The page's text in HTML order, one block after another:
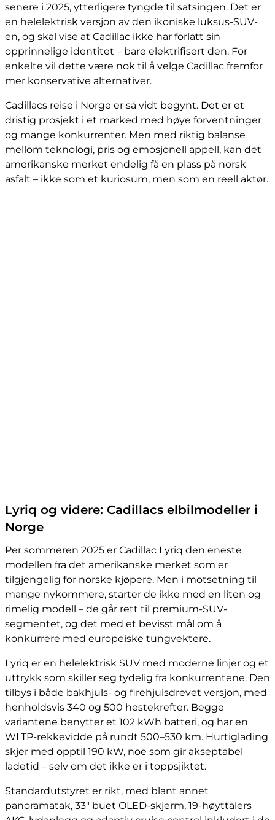
senere i 2025, ytterligere tyngde til satsingen. Det er
en helelektrisk versjon av den ikoniske luksus-SUV-
en, og skal vise at Cadillac ikke har forlatt sin
opprinnelige identitet – bare elektrifisert den. For
enkelte vil dette være nok til å velge Cadillac fremfor
mer konservative alternativer.
Cadillacs reise i Norge er så vidt begynt. Det er et
dristig prosjekt i et marked med høye forventninger
og mange konkurrenter. Men med riktig balanse
mellom teknologi, pris og emosjonell appell, kan det
amerikanske merket endelig få en plass på norsk
asfalt – ikke som et kuriosum, men som en reell aktør.
Lyriq og videre: Cadillacs elbilmodeller i
Norge
Per sommeren 2025 er Cadillac Lyriq den eneste
modellen fra det amerikanske merket som er
tilgjengelig for norske kjøpere. Men i motsetning til
mange nykommere, starter de ikke med en liten og
rimelig modell – de går rett til premium-SUV-
segmentet, og det med et bevisst mål om å
konkurrere med europeiske tungvektere.
Lyriq er en helelektrisk SUV med moderne linjer og et
uttrykk som skiller seg tydelig fra konkurrentene. Den
tilbys i både bakhjuls- og firehjulsdrevet versjon, med
henholdsvis 340 og 500 hestekrefter. Begge
variantene benytter et 102 kWh batteri, og har en
WLTP-rekkevidde på rundt 500–530 km. Hurtiglading
skjer med opptil 190 kW, noe som gir akseptabel
ladetid – selv om det ikke er i toppsjiktet.
Standardutstyret er rikt, med blant annet
panoramatak, 33" buet OLED-skjerm, 19-høyttalers